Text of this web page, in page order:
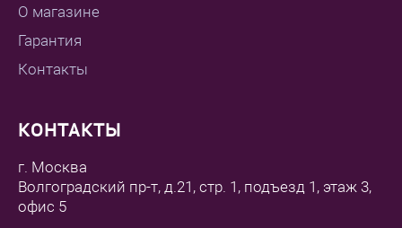
О магазине
Гарантия
Контакты
КОНТАКТЫ
г. Москва
Волгоградский пр-т, д.21, стр. 1, подъезд 1, этаж 3,
офис 5